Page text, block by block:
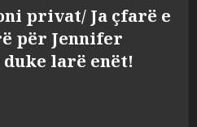
privat/ Ja çfarë e
për Jennifer
duke larë enët!